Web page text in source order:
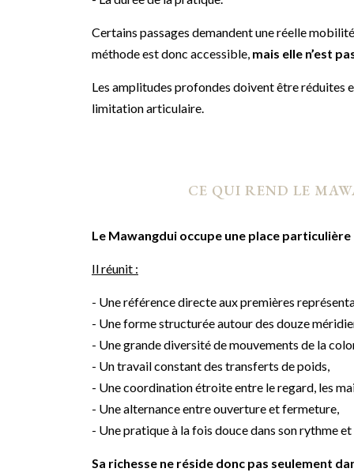
Certains passages demandent une réelle
méthode est donc accessible, mais elle n’est
Les amplitudes profondes doivent être réduites
limitation articulaire.
CE QUI REND LE
Le Mawangdui occupe une place
Il réunit :
- Une référence directe aux premières
- Une forme structurée autour des douze
- Une grande diversité de mouvements de la
- Un travail constant des transferts de poids,
- Une coordination étroite entre le regard, les
- Une alternance entre ouverture et fermeture,
- Une pratique à la fois douce dans son rythme
Sa richesse ne réside donc pas seulement